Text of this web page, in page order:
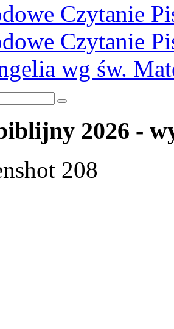
Czytanie
Czytanie
wg św.
2026 -